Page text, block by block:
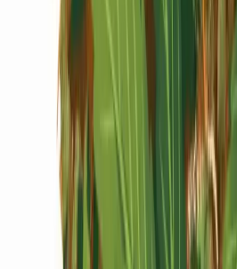
Vapes & Zubehör